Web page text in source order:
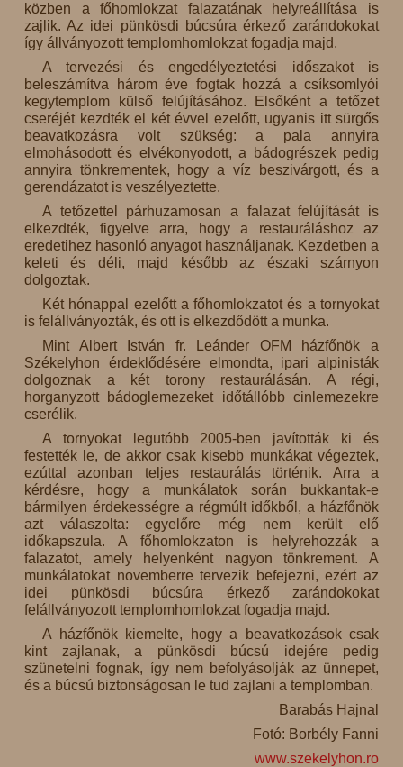
közben a főhomlokzat falazatának helyreállítása is
zajlik. Az idei pünkösdi búcsúra érkező zarándokokat
így állványozott templomhomlokzat fogadja majd.
A tervezési és engedélyeztetési időszakot is
beleszámítva három éve fogtak hozzá a csíksomlyói
kegytemplom külső felújításához. Elsőként a tetőzet
cseréjét kezdték el két évvel ezelőtt, ugyanis itt sürgős
beavatkozásra volt szükség: a pala annyira
elmohásodott és elvékonyodott, a bádogrészek pedig
annyira tönkrementek, hogy a víz beszivárgott, és a
gerendázatot is veszélyeztette.
A tetőzettel párhuzamosan a falazat felújítását is
elkezdték, figyelve arra, hogy a restauráláshoz az
eredetihez hasonló anyagot használjanak. Kezdetben a
keleti és déli, majd később az északi szárnyon
dolgoztak.
Két hónappal ezelőtt a főhomlokzatot és a tornyokat
is felállványozták, és ott is elkezdődött a munka.
Mint Albert István fr. Leánder OFM házfőnök a
Székelyhon érdeklődésére elmondta, ipari alpinisták
dolgoznak a két torony restaurálásán. A régi,
horganyzott bádoglemezeket időtállóbb cinlemezekre
cserélik.
A tornyokat legutóbb 2005-ben javították ki és
festették le, de akkor csak kisebb munkákat végeztek,
ezúttal azonban teljes restaurálás történik. Arra a
kérdésre, hogy a munkálatok során bukkantak-e
bármilyen érdekességre a régmúlt időkből, a házfőnök
azt válaszolta: egyelőre még nem került elő
időkapszula. A főhomlokzaton is helyrehozzák a
falazatot, amely helyenként nagyon tönkrement. A
munkálatokat novemberre tervezik befejezni, ezért az
idei pünkösdi búcsúra érkező zarándokokat
felállványozott templomhomlokzat fogadja majd.
A házfőnök kiemelte, hogy a beavatkozások csak
kint zajlanak, a pünkösdi búcsú idejére pedig
szünetelni fognak, így nem befolyásolják az ünnepet,
és a búcsú biztonságosan le tud zajlani a templomban.
Barabás Hajnal
Fotó: Borbély Fanni
www.szekelyhon.ro